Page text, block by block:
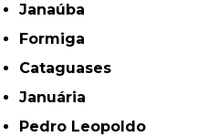
Janaúba
Formiga
Cataguases
Januária
Pedro Leopoldo